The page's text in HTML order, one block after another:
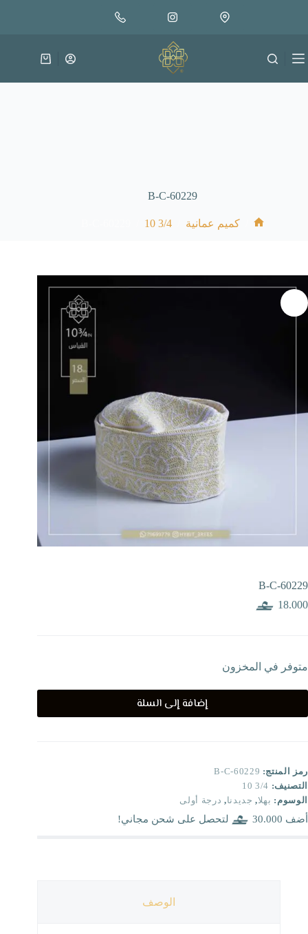
متوفر في المخزون
إضافة إلى السلة
عربة
B-C-60229
كميم عمانية 3/4 10
B-C-60229
18.000
متوفر في المخزون
إضافة إلى السلة
رمز المنتج: B-C-60229
التصنيف: 3/4 10
الوسوم: بهلا, جديدنا, درجة أولى
أضف 30.000 لتحصل على شحن مجاني!
الوصف